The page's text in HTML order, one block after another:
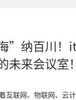
纳百川！
来会议室！
互联网、物联网、云